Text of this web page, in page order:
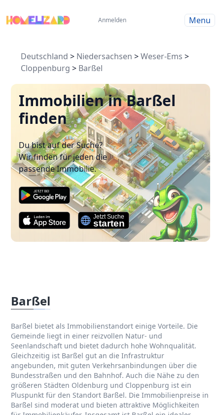
Anmelden Menu
Deutschland > Niedersachsen >Weser-Ems >
Cloppenburg > Barßel
Immobilien in Barßel
finden
Du bist auf der Suche?
Wir finden für jeden die
passende Immobilie.
Barßel
Barßel bietet als Immobilienstandort einige Vorteile. Die
Gemeinde liegt in einer reizvollen Natur- und
Seenlandschaft und bietet dadurch hohe Wohnqualität.
Gleichzeitig ist Barßel gut an die Infrastruktur
angebunden, mit guten Verkehrsanbindungen über die
Bundesstraßen und den Bahnhof. Auch die Nähe zu den
größeren Städten Oldenburg und Cloppenburg ist ein
Pluspunkt für den Standort Barßel. Die Immobilienpreise in
Barßel sind moderat und bieten attraktive Möglichkeiten